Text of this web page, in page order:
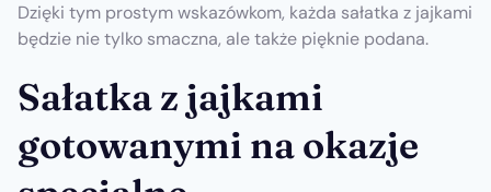
Dzięki tym prostym wskazówkom, każda sałatka z jajkami
będzie nie tylko smaczna, ale także pięknie podana.
Sałatka z jajkami
gotowanymi na okazje